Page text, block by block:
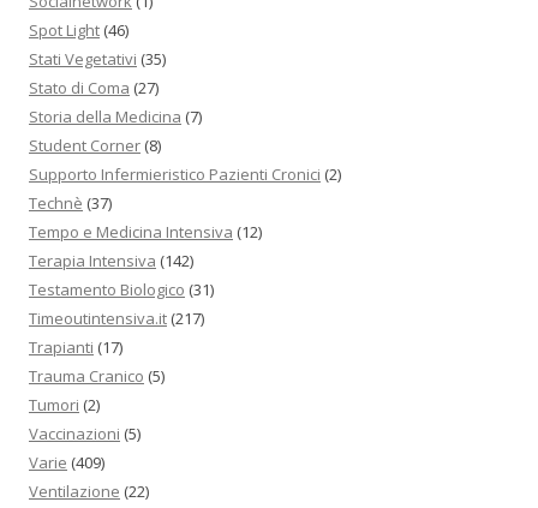
Spot Light (46)
Stati Vegetativi (35)
Stato di Coma (27)
Storia della Medicina (7)
Student Corner (8)
Supporto Infermieristico Pazienti Cronici (2)
Technè (37)
Tempo e Medicina Intensiva (12)
Terapia Intensiva (142)
Testamento Biologico (31)
Timeoutintensiva.it (217)
Trapianti (17)
Trauma Cranico (5)
Tumori (2)
Vaccinazioni (5)
Varie (409)
Ventilazione (22)